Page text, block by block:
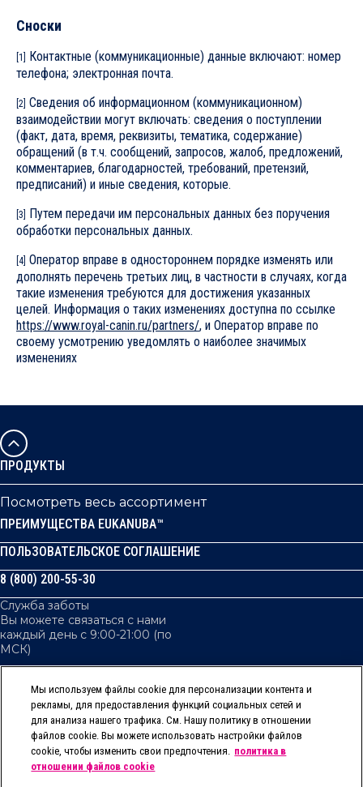
Сноски
[1]
Контактные (коммуникационные) данные включают: номер
телефона; электронная почта.
[2] Сведения об информационном (коммуникационном)
взаимодействии могут включать: сведения о поступлении
(факт, дата, время, реквизиты, тематика, содержание)
обращений (в т.ч. сообщений, запросов, жалоб, предложений,
комментариев, благодарностей, требований, претензий,
предписаний) и иные сведения, которые.
[3]
Путем передачи им персональных данных без поручения
обработки персональных данных.
[4] Оператор вправе в одностороннем порядке изменять или
дополнять перечень третьих лиц, в частности в случаях, когда
такие изменения требуются для достижения указанных
целей. Информация о таких изменениях доступна по ссылке
https://www.royal-canin.ru/partners/, и Оператор вправе по
своему усмотрению уведомлять о наиболее значимых
изменениях
ПРОДУКТЫ
Посмотреть весь ассортимент
ПРЕИМУЩЕСТВА EUKANUBA™
ПОЛЬЗОВАТЕЛЬСКОЕ СОГЛАШЕНИЕ
8 (800) 200-55-30
Служба заботы
Вы можете связаться с нами
каждый день с 9:00-21:00 (по
МСК)
КОНФИДЕНЦИАЛЬНОСТЬ
ФАЙЛЫ COOKIES / ФАЙЛЫ ЭЛЕКТРОННЫХ АНАЛИТИЧЕСКИХ
ДАННЫХ
ЮРИДИЧЕСКИЕ УСЛОВИЯ
Мы используем файлы cookie для персонализации контента и
рекламы, для предоставления функций социальных сетей и
для анализа нашего трафика. См. Нашу политику в отношении
файлов cookie. Вы можете использовать настройки файлов
cookie, чтобы изменить свои предпочтения. политика в
отношении файлов cookie